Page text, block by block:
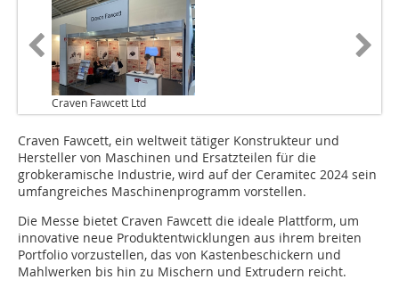
Craven Fawcett Ltd
Craven Fawcett, ein weltweit tätiger Konstrukteur und
Hersteller von Maschinen und Ersatzteilen für die
grobkeramische Industrie, wird auf der Ceramitec 2024 sein
umfangreiches Maschinenprogramm vorstellen.
Die Messe bietet Craven Fawcett die ideale Plattform, um
innovative neue Produktentwicklungen aus ihrem breiten
Portfolio vorzustellen, das von Kastenbeschickern und
Mahlwerken bis hin zu Mischern und Extrudern reicht.